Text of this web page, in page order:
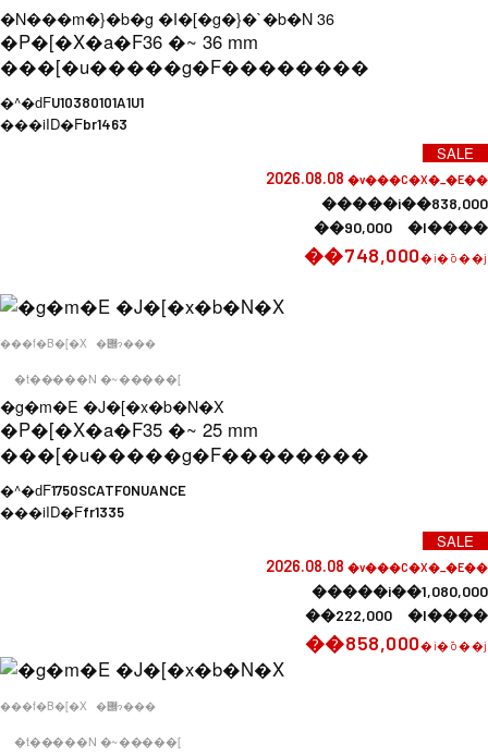
�N���m�}�b�g �I�[�g�}�`�b�N 36
�P�[�X�a�F36 �~ 36 mm
���[�u�����g�F��������
�^�ԁFU10380101A1U1
���iID�Fbr1463
SALE
2026.08.08 �v���C�X�_�E��
�����i��838,000
��90,000 �l����
��748,000�i�ō��j
���f�B�[�X �݌ɂ���
�t�����N �~�����[
�g�m�E �J�[�x�b�N�X
�P�[�X�a�F35 �~ 25 mm
���[�u�����g�F��������
�^�ԁF1750SCATFONUANCE
���iID�Ffr1335
SALE
2026.08.08 �v���C�X�_�E��
�����i��1,080,000
��222,000 �l����
��858,000�i�ō��j
���f�B�[�X �݌ɂ���
�t�����N �~�����[